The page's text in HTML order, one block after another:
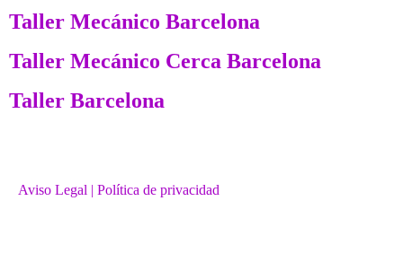
Taller Mecánico Barcelona
Taller Mecánico Cerca Barcelona
Taller Barcelona
Aviso Legal | Política de privacidad